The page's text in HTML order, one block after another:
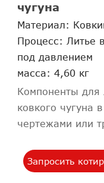
чугуна
Материал:
Процесс: Литье
под давлением
масса: 4,60 кг
Компоненты
ковкого чугуна
чертежами или
Запросить